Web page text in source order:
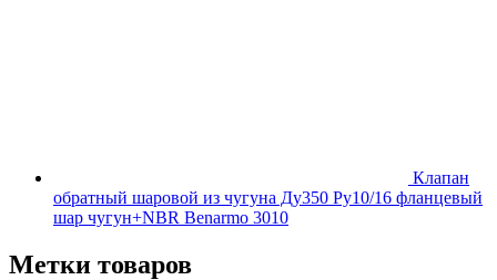
Клапан
обратный шаровой из чугуна Ду350 Ру10/16 фланцевый
шар чугун+NBR Benarmo 3010
Метки товаров